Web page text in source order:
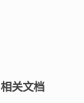
相关文档